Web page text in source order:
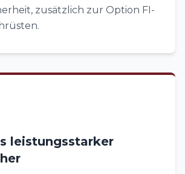
zusätzlich zur Option FI-
leistungsstarker